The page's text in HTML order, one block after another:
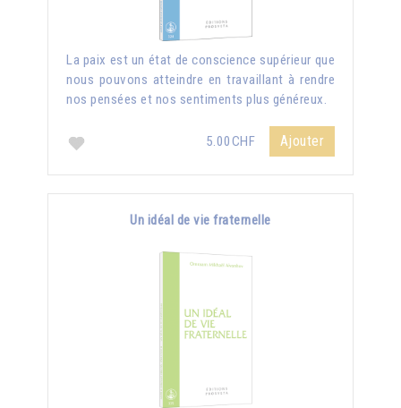
La paix est un état de conscience supérieur que
nous pouvons atteindre en travaillant à rendre
nos pensées et nos sentiments plus généreux.
5.00CHF Ajouter
Un idéal de vie fraternelle